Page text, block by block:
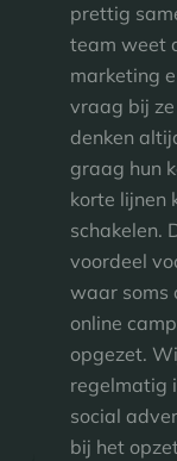
prettig
team weet
marketing
vraag bij
denken
graag hun
korte lijnen
schakelen.
voordeel
waar soms
online
opgezet.
regelmatig
social
bij het